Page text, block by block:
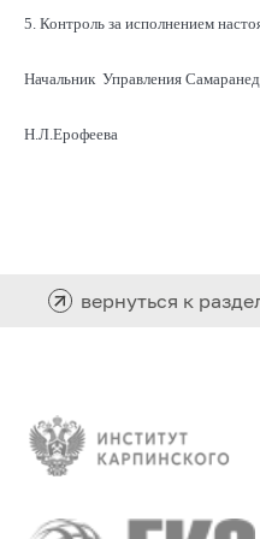
5. Контроль за исполнением
Начальник
Н.Л.Ерофеева
вернуться к